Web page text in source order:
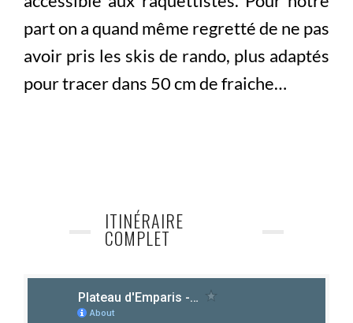
part on a quand même regretté de ne pas
avoir pris les skis de rando, plus adaptés
pour tracer dans 50 cm de fraiche…
ITINÉRAIRE
COMPLET